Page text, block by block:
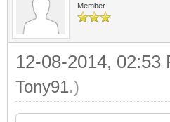
Member
12-08-2014, 02:53
Tony91.)